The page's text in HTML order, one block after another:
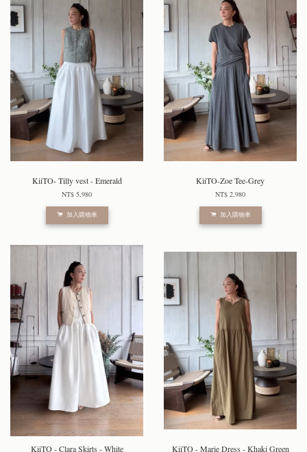
KiiTO- Tilly vest - Emerald
NT$ 5,980
加入購物車
KiiTO-Zoe Tee-Grey
NT$ 2,980
加入購物車
KiiTO - Clara Skirts - White KiiTO - Marie Dress - Khaki Green